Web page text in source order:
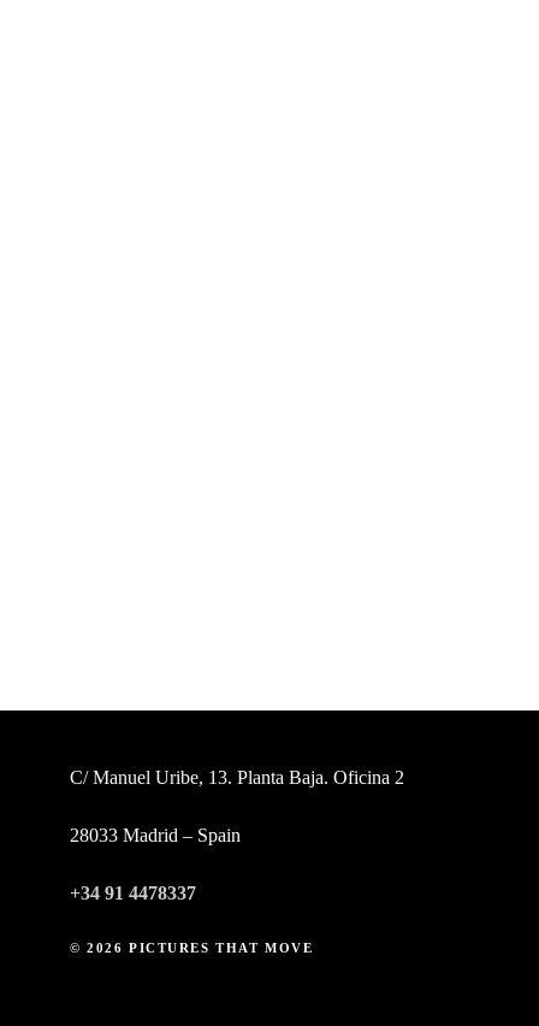
C/ Manuel Uribe, 13. Planta Baja. Oficina 2
28033 Madrid – Spain
+34 91 4478337
© 2026 PICTURES THAT MOVE